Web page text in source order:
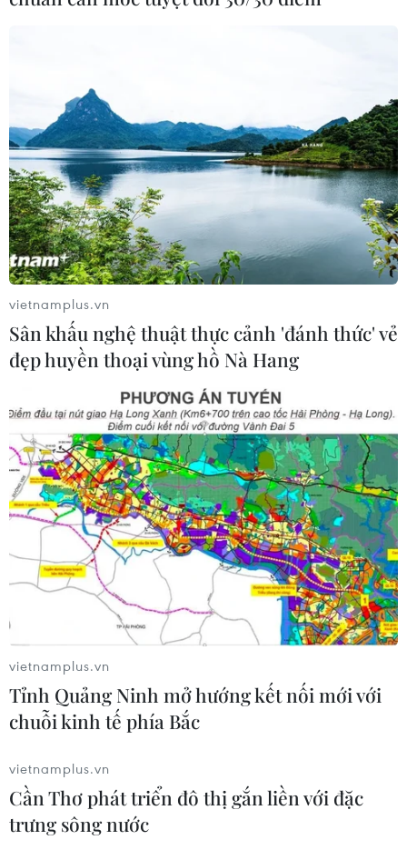
#Đại tướng Võ Nguyên Giáp #Sổ tang
Theo dõi VietnamPlus
TIN CÙNG CHUYÊN MỤC
Mở rộng không gian cống hiến cho
cộng đồng người Việt Nam ở nước
ASC 2026: Tiếp lửa đam mê khoa học
cho thế hệ trẻ Việt Nam
04/08/2026 14:08
Nghị quyết của Bộ Chính trị về công
tác người Việt Nam ở nước ngoài
vietnamplus.vn
Sân khấu nghệ thuật thực cảnh 'đánh thức' vẻ
đẹp huyền thoại vùng hồ Nà Hang
vietnamplus.vn
Tỉnh Quảng Ninh mở hướng kết nối mới với
chuỗi kinh tế phía Bắc
vietnamplus.vn
Cần Thơ phát triển đô thị gắn liền với đặc
trưng sông nước